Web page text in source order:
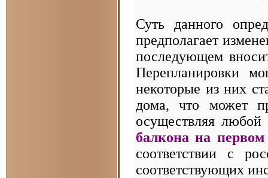
Суть данного
предполагает
последующем
Перепланировки
некоторые из них
дома, что может
осуществляя
балкона на
соответствии с
соответствующих